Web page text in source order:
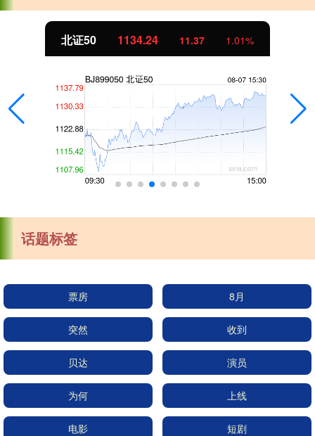
北证50 1134.24 11.37 1.01%
话题标签
票房 8月
突然 收到
贝达 演员
为何 上线
电影 短剧